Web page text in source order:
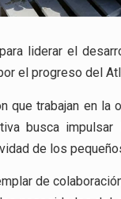
liderar el
el progreso del
que trabajan en la
busca impulsar
de los
de